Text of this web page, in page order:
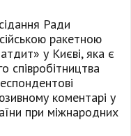
Ради
ракетною
у Києві, яка є
співробітництва
коментарі у
при міжнародних